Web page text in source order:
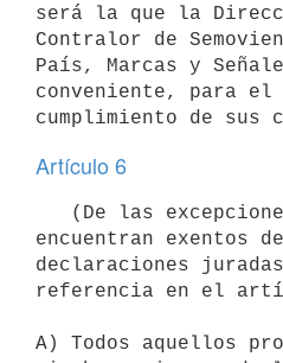
será la que la
Contralor de
País, Marcas y
conveniente, para el
Artículo 6
encuentran exentos
declaraciones
referencia en el
A) Todos aquellos